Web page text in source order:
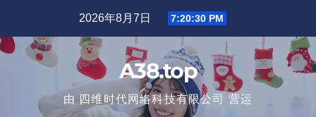
2026年8月7日 7:20:31 PM
A38.top
由 四维时代网络科技有限公司 营运